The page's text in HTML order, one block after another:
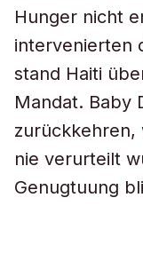
Hunger nicht
intervenierten
stand Haiti
Mandat. Baby
zurückkehren,
nie verurteilt
Genugtuung